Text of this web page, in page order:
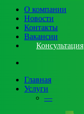
О компании
Новости
Контакты
Вакансии
Консультация
Главная
Услуги
—